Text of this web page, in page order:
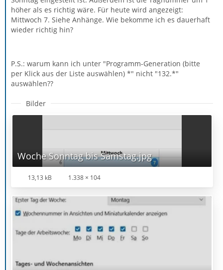
höher als es richtig wäre. Für heute wird angezeigt:
Mittwoch 7. Siehe Anhänge. Wie bekomme ich es dauerhaft
wieder richtig hin?
P.S.: warum kann ich unter "Programm-Generation (bitte
per Klick aus der Liste auswählen) *" nicht "132.*"
auswählen??
Bilder
Woche Sonntag bis Samstag.jpg
13,13 kB 1.338 × 104